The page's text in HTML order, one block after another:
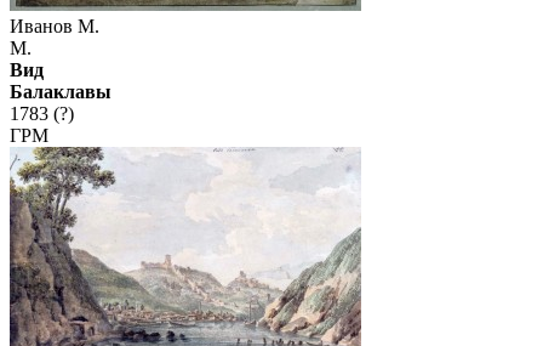
Иванов М.
М.
Вид
Балаклавы
1783 (?)
ГРМ